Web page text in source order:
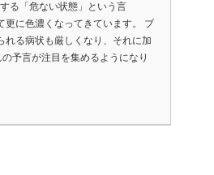
る「危ない状態」という言
更に色濃くなってきています。 ブ
れる病状も厳しくなり、それに加
予言が注目を集めるようになり